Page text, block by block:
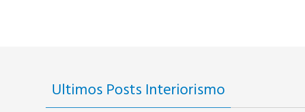
Ultimos Posts Interiorismo